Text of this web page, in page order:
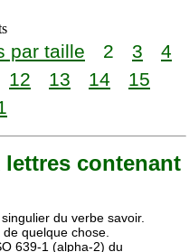
par taille 2 3
4
12 13 14
15
lettres contenant
du verbe savoir.
quelque chose.
639-1 (alpha-2) du